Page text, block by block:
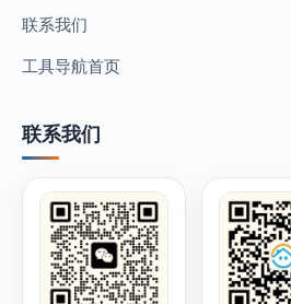
联系我们
工具导航首页
联系我们